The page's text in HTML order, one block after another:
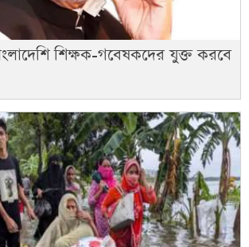
শিক্ষক-গবেষকদের যুক্ত করবে